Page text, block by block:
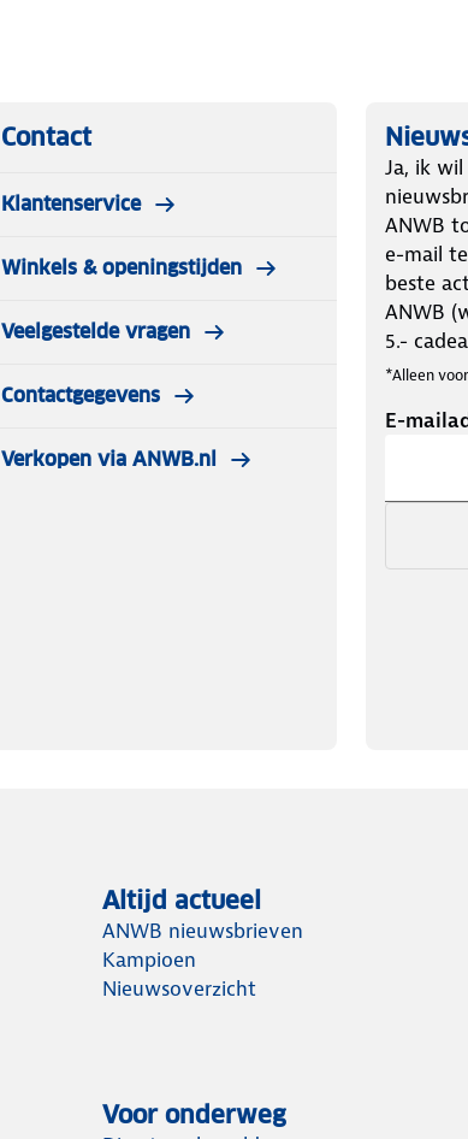
Contact
Klantenservice
Winkels & openingstijden
Veelgestelde vragen
Contactgegevens
Verkopen via ANWB.nl
Ja, ik
ANWB
e-mail
beste
ANWB
5.-
*Alleen
E-
Altijd actueel
ANWB nieuwsbrieven
Kampioen
Nieuwsoverzicht
Voor onderweg